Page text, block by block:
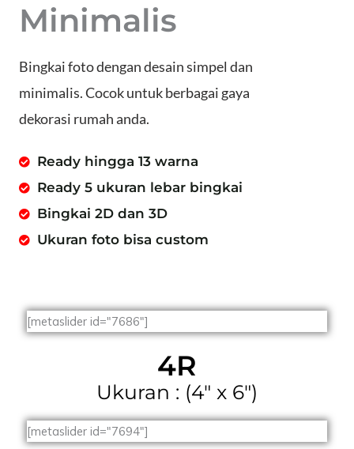
Minimalis
Bingkai foto dengan desain simpel dan
minimalis. Cocok untuk berbagai gaya
dekorasi rumah anda.
Ready hingga 13 warna
Ready 5 ukuran lebar bingkai
Bingkai 2D dan 3D
Ukuran foto bisa custom
[metaslider id="7686"]
4R
Ukuran : (4" x 6")
[metaslider id="7694"]